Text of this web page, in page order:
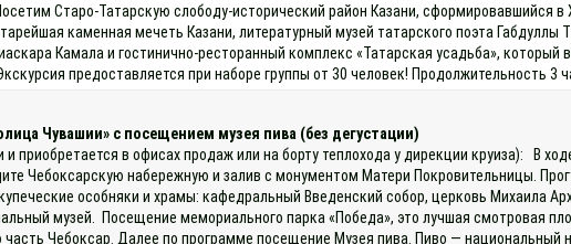
Старо-Татарскую слободу-исторический район Казани, сформировавшийся в
каменная мечеть Казани, литературный музей татарского поэта Габдуллы
Камала и гостинично-ресторанный комплекс «Татарская усадьба», который
предоставляется при наборе группы от 30 человек! Продолжительность 3
Чувашии» с посещением музея пива (без дегустации)
приобретается в офисах продаж или на борту теплохода у дирекции круиза): В
Чебоксарскую набережную и залив с монументом Матери Покровительницы.
особняки и храмы: кафедральный Введенский собор, церковь Михаила
музей. Посещение мемориального парка «Победа», это лучшая смотровая
Чебоксар. Далее по программе посещение Музея пива. Пиво — национальный